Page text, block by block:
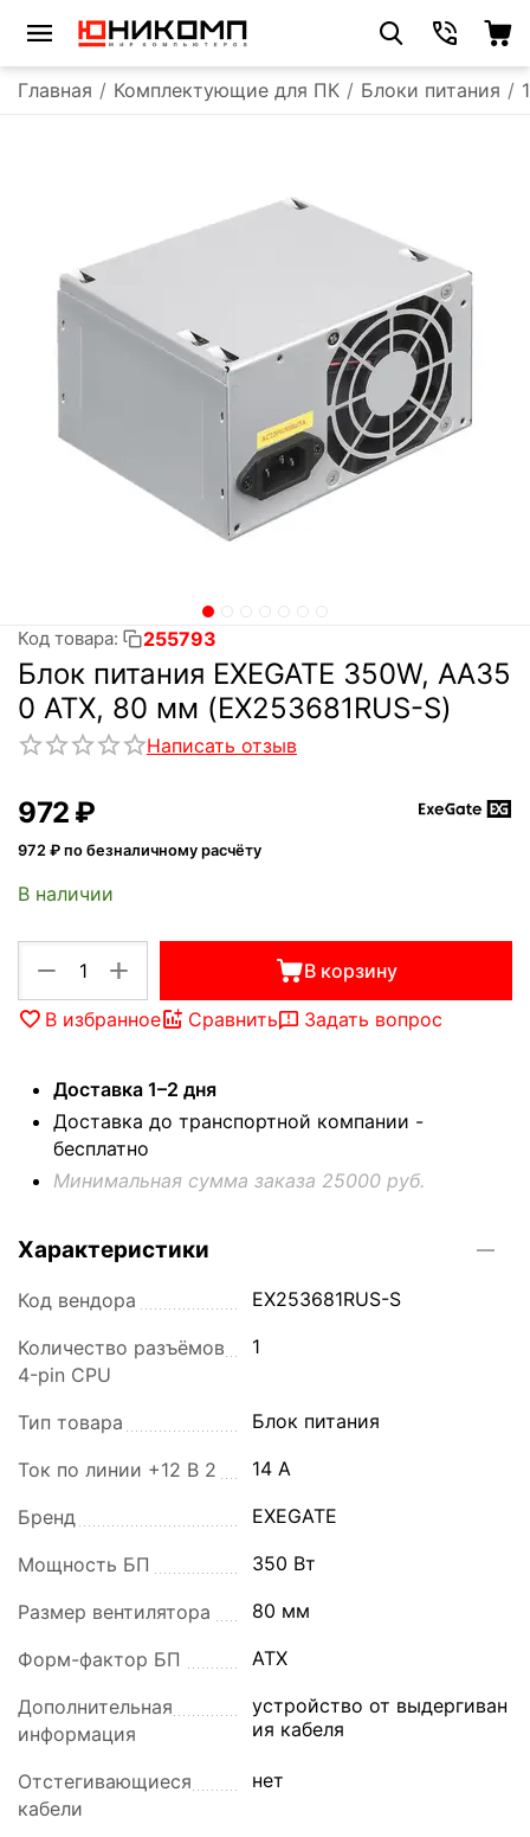
Главная / Комплектующие для ПК / Блоки питания /
Код товара: 255793
Блок питания EXEGATE 350W, AA35
0 ATX, 80 мм (EX253681RUS-S)
Написать отзыв
‍972‍ ₽
972 ₽ по безналичному расчёту
В наличии
+
− В корзину
В избранное Сравнить Задать вопрос
Доставка 1–2 дня
Доставка до транспортной компании -
бесплатно
Минимальная сумма заказа 25000 руб.
Характеристики
Код вендора EX253681RUS-S
Количество разъёмов
4-pin CPU
1
Тип товара Блок питания
Ток по линии +12 В 2 14 A
Бренд EXEGATE
Мощность БП 350 Вт
Размер вентилятора 80 мм
Форм-фактор БП ATX
Дополнительная
информация
устройство от выдергиван
ия кабеля
Отстегивающиеся
кабели
нет